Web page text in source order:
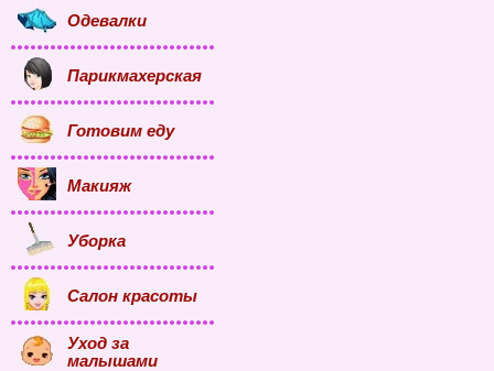
Одевалки
Парикмахерская
Готовим еду
Макияж
Уборка
Салон красоты
Уход за
малышами